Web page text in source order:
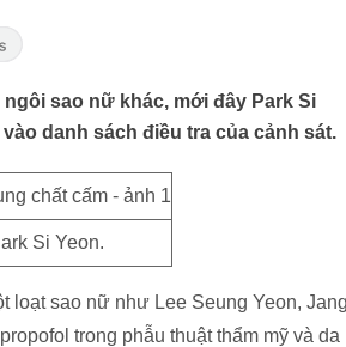
sao nữ khác, mới đây Park Si
danh sách điều tra của cảnh sát.
Si Yeon.
loạt sao nữ như Lee Seung Yeon, Jang
trong phẫu thuật thẩm mỹ và da